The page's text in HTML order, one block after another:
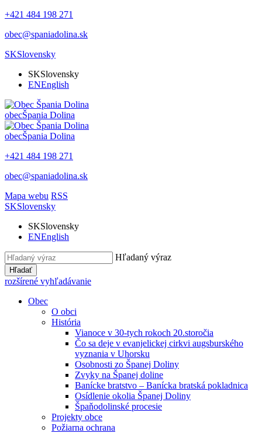
+421 484 198 271
obec@spaniadolina.sk
SKSlovensky
SKSlovensky
ENEnglish
obecŠpania Dolina
obecŠpania Dolina
+421 484 198 271
obec@spaniadolina.sk
Mapa webu RSS
SKSlovensky
SKSlovensky
ENEnglish
Hľadaný výraz
Hľadať
rozšírené vyhľadávanie
Obec
O obci
História
Vianoce v 30-tych rokoch 20.storočia
Čo sa deje v evanjelickej cirkvi augsburského
vyznania v Uhorsku
Osobnosti zo Španej Doliny
Zvyky na Španej doline
Banícke bratstvo – Banícka bratská pokladnica
Osídlenie okolia Španej Doliny
Špaňodolinské procesie
Projekty obce
Požiarna ochrana